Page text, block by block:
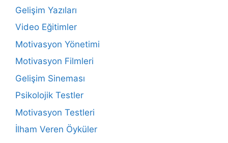
Gelişim Yazıları
Video Eğitimler
Motivasyon Yönetimi
Motivasyon Filmleri
Gelişim Sineması
Psikolojik Testler
Motivasyon Testleri
İlham Veren Öyküler